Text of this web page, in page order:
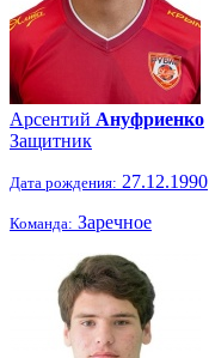
Арсентий Ануфриенко
Защитник
Дата рождения: 27.12.1990
Команда: Заречное